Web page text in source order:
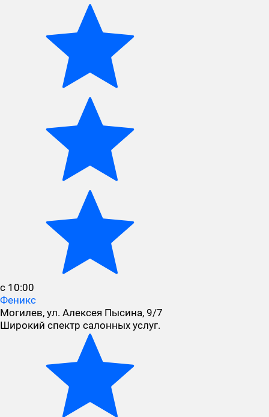
с 10:00
Феникс
Могилев, ул. Алексея Пысина, 9/7
Широкий спектр салонных услуг.